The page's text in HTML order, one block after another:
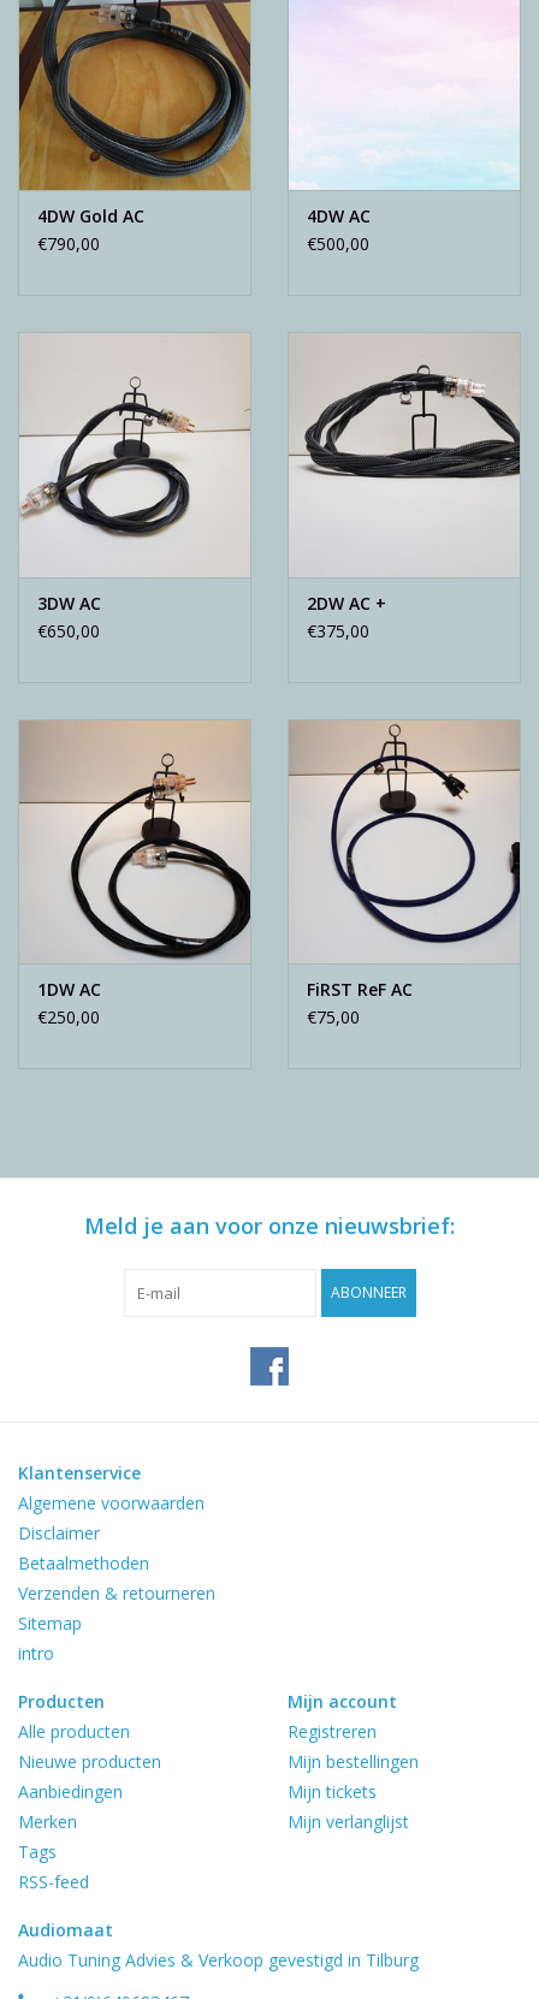
4DW Gold AC
€790,00
4DW AC
€500,00
3DW AC
€650,00
2DW AC +
€375,00
1DW AC
€250,00
FiRST ReF AC
€75,00
Meld je aan voor onze nieuwsbrief:
ABONNEER
Klantenservice
Algemene voorwaarden
Disclaimer
Betaalmethoden
Verzenden & retourneren
Sitemap
intro
Producten
Alle producten
Nieuwe producten
Aanbiedingen
Merken
Tags
RSS-feed
Mijn account
Registreren
Mijn bestellingen
Mijn tickets
Mijn verlanglijst
Audiomaat
Audio Tuning Advies & Verkoop gevestigd in Tilburg